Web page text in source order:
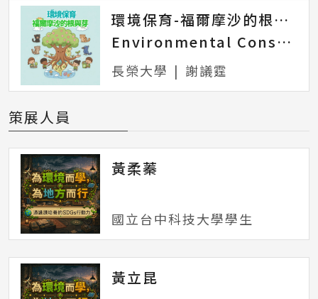
環境保育-福爾摩沙的根與芽
Environmental Conservation - Roots and Shoots of Formosa
長榮大學 | 謝議霆
策展人員
黃柔蓁
國立台中科技大學學生
黃立昆